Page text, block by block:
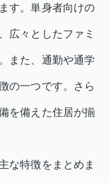
す。単身者向けの
広々としたファミ
また、通勤や通学
の一つです。さら
を備えた住居が揃
な特徴をまとめま